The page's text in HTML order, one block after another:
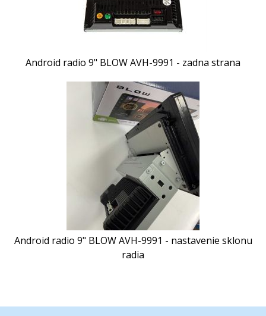
Android radio 9" BLOW AVH-9991 - zadna strana
Android radio 9" BLOW AVH-9991 - nastavenie sklonu
radia